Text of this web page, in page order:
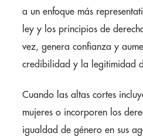
a un enfoque más
ley y los principios de
vez, genera confianza y
credibilidad y la legitimidad
Cuando las altas cortes
mujeres o incorporen los
igualdad de género en sus